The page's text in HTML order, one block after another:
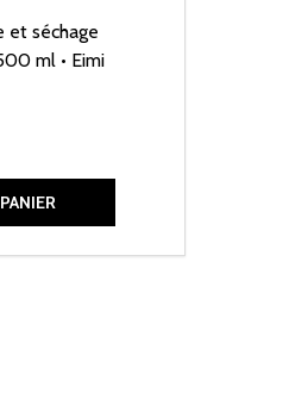
et séchage
ml • Eimi
DE UNDEFINED